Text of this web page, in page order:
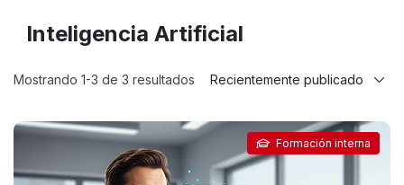
Inteligencia Artificial
Mostrando 1-3 de 3 resultados
Formación interna